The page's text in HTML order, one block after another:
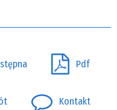
Pdf
Kontakt